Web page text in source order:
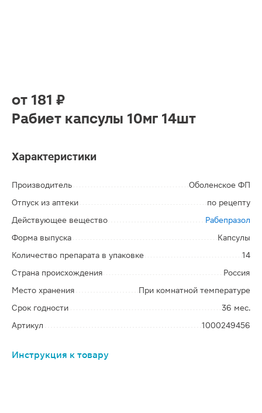
от 181 ₽
Рабиет капсулы 10мг 14шт
Характеристики
Производитель
Оболенское ФП
Отпуск из аптеки
по рецепту
Действующее вещество
Рабепразол
Форма выпуска
Капсулы
Количество препарата в упаковке
14
Страна происхождения
Россия
Место хранения
При комнатной температуре
Срок годности
36 мес.
Артикул
1000249456
Инструкция к товару